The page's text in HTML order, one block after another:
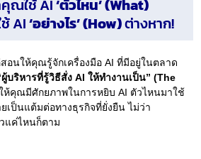
ณใช้ AI‘ตัวไหน’ (What)
AI‘อย่างไร’ (How)ต่างหาก!
อนให้คุณรู้จักเครื่องมือ AI ที่มีอยู่ในตลาด
ผู้บริหารที่รู้วิธีสั่ง AI ให้ทำงานเป็น” (The
ห้คุณมีศักยภาพในการหยิบ AI ตัวไหนมาใช้
เป็นแต้มต่อทางธุรกิจที่ยั่งยืน ไม่ว่า
แค่ไหนก็ตาม